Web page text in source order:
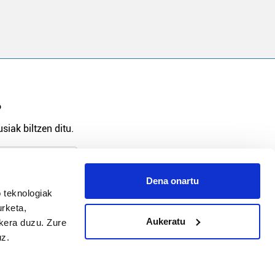
duzu. Zure
Dena onartu
Aukeratu
biltzen ditu.